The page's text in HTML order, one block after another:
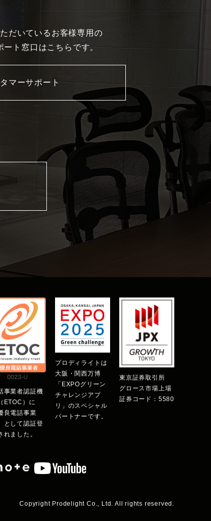
だいているお客様専用の
ート窓口はこちらです。
マーサポート
事業者認証機
ETOC）に
良電話事業
として認証登
れました。
プロディライトは
大阪・関西万博
「EXPOグリーン
チャレンジアプ
リ」のスペシャル
パートナーです。
東京証券取引所
グロース市場上場
証券コード：5580
Copyright Prodelight Co., Ltd. All rights reserved.